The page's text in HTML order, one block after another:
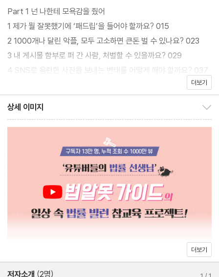
설명은 최소화하고 상황별 대처법, 도움을 받을 만한 기관과 사이트,
내용 증명 및 고소장과 같은 법률 문서 작성법까지 친절하게 설명했
Part 1 넌 나한테 모욕감을 줬어
1 제가 뭘 잘못했기에 ‘패드립’을 들어야 할까요? 015
2 1000개나 달린 악플, 모두 고소하면 큰돈 벌 수 있나요? 023
3 내 게시물 함부로 퍼 간 사람, 처벌할 수 있을까요? 029
4 SNS로 음란한 사진을 보내는 변태를 어떻게 해야 할까요? 037
1 저작권 문제 때문에 내 채널이 하루아침에 사라졌어요! 047
2 유튜브 저작권에 관한 3가지 오해 057
3 무료 폰트인 줄 알고 사용했는데 수백만 원 비용이 청구됐어요 0
4 누구나 유튜버가 될 수 있지만 아무나 찍어서는 안 돼요! 071
5 유튜버로 활동하며 ‘투잡’을 뛰면 안 되나요? 081
Part 3 이웃집에서 악마를 보았다
2 나를 미치게 만드는 층간 소음 문제, 원만한 해결 방법은 없을까
요? 097
더보기
상세 이미지
더보기
저자소개 (2명) 1 /1